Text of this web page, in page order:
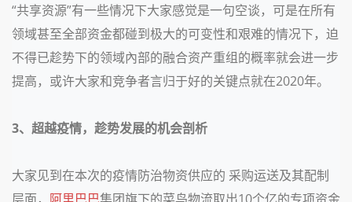
“共享资源”有一些情况下大家感觉是一句空谈，可是在所有
领域甚至全部资金都碰到极大的可变性和艰难的情况下，迫
不得已趁势下的领域內部的融合资产重组的概率就会进一步
提高，或许大家和竞争者言归于好的关键点就在2020年。
3、超越疫情，趁势发展的机会剖析
大家见到在本次的疫情防治物资供应的 采购运送及其配制